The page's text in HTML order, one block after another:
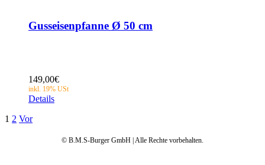
Gusseisenpfanne Ø 50 cm
149,00€
Details
1 2 Vor
© B.M.S-Burger GmbH | Alle Rechte vorbehalten.